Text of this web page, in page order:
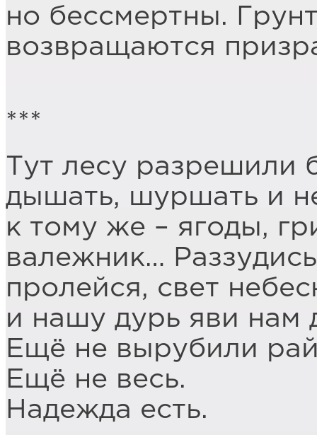
но бессмертны.
возвращаются
***
Тут лесу разрешили
дышать, шуршать и
к тому же – ягоды,
валежник…
пролейся, свет
и нашу дурь яви нам
Ещё не вырубили
Ещё не весь.
Надежда есть.